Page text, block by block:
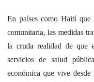
En países como Haití que
comunitaria, las medidas
la cruda realidad de que
servicios de salud
económica que vive